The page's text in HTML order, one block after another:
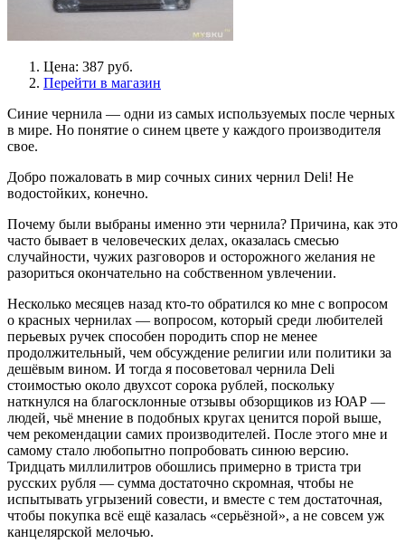
Цена: 387 руб.
Перейти в магазин
Синие чернила — одни из самых используемых после черных
в мире. Но понятие о синем цвете у каждого производителя
свое.
Добро пожаловать в мир сочных синих чернил Deli! Не
водостойких, конечно.
Почему были выбраны именно эти чернила? Причина, как это
часто бывает в человеческих делах, оказалась смесью
случайности, чужих разговоров и осторожного желания не
разориться окончательно на собственном увлечении.
Несколько месяцев назад кто-то обратился ко мне с вопросом
о красных чернилах — вопросом, который среди любителей
перьевых ручек способен породить спор не менее
продолжительный, чем обсуждение религии или политики за
дешёвым вином. И тогда я посоветовал чернила Deli
стоимостью около двухсот сорока рублей, поскольку
наткнулся на благосклонные отзывы обзорщиков из ЮАР —
людей, чьё мнение в подобных кругах ценится порой выше,
чем рекомендации самих производителей. После этого мне и
самому стало любопытно попробовать синюю версию.
Тридцать миллилитров обошлись примерно в триста три
русских рубля — сумма достаточно скромная, чтобы не
испытывать угрызений совести, и вместе с тем достаточная,
чтобы покупка всё ещё казалась «серьёзной», а не совсем уж
канцелярской мелочью.